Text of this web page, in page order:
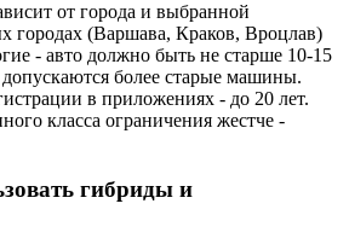
от города и выбранной
городах (Варшава, Краков, Вроцлав)
- авто должно быть не старше 10-15
более старые машины.
в приложениях - до 20 лет.
класса ограничения жестче -
гибриды и